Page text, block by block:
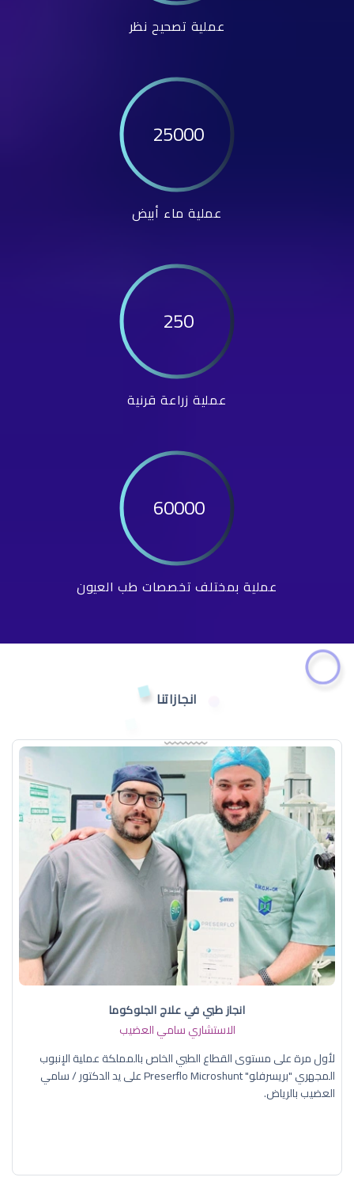
عملية تصحيح نظر
25000
عملية ماء أبيض
250
عملية زراعة قرنية
60000
عملية بمختلف تخصصات طب العيون
انجازاتنا
انجاز طبي في علاج الجلوكوما
الاستشاري سامي العضيب
لأول مرة على مستوى القطاع الطبي الخاص بالمملكة عملية الإنبوب
المجهري "بريسرفلو" Preserflo Microshunt على يد الدكتور / سامي
العضيب بالرياض.